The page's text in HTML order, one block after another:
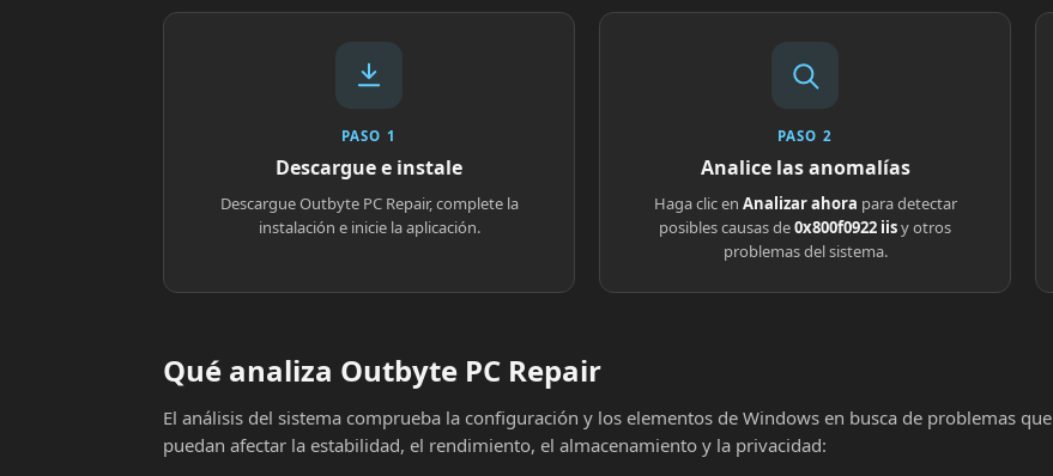
PASO 1
Descargue e instale
Descargue Outbyte PC Repair, complete la
instalación e inicie la aplicación.
PASO 2
Analice las anomalías
Haga clic en Analizar ahora para detectar
posibles causas de0x800f0922 iisy otros
problemas del sistema.
Qué analiza Outbyte PC Repair
El análisis del sistema comprueba la configuración y los elementos de Windows en busca de problemas que
puedan afectar la estabilidad, el rendimiento, el almacenamiento y la privacidad: